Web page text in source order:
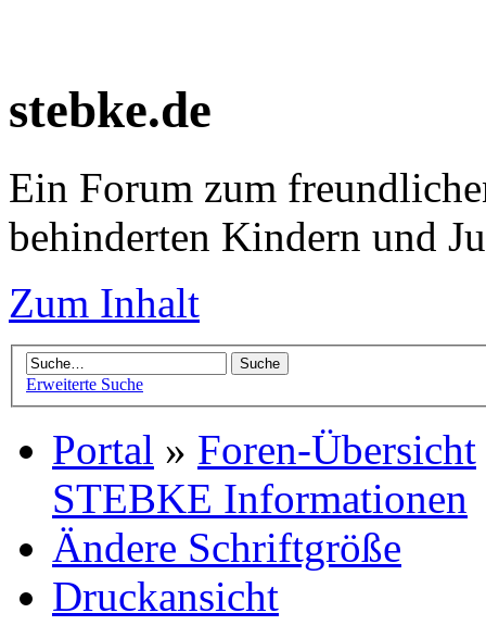
stebke.de
Ein Forum zum
behinderten Kindern und
Zum Inhalt
Erweiterte Suche
Portal » Foren-Übersicht
STEBKE Informationen
Ändere Schriftgröße
Druckansicht